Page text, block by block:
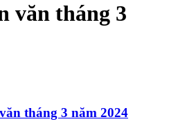
văn tháng 3
tháng 3 năm 2024